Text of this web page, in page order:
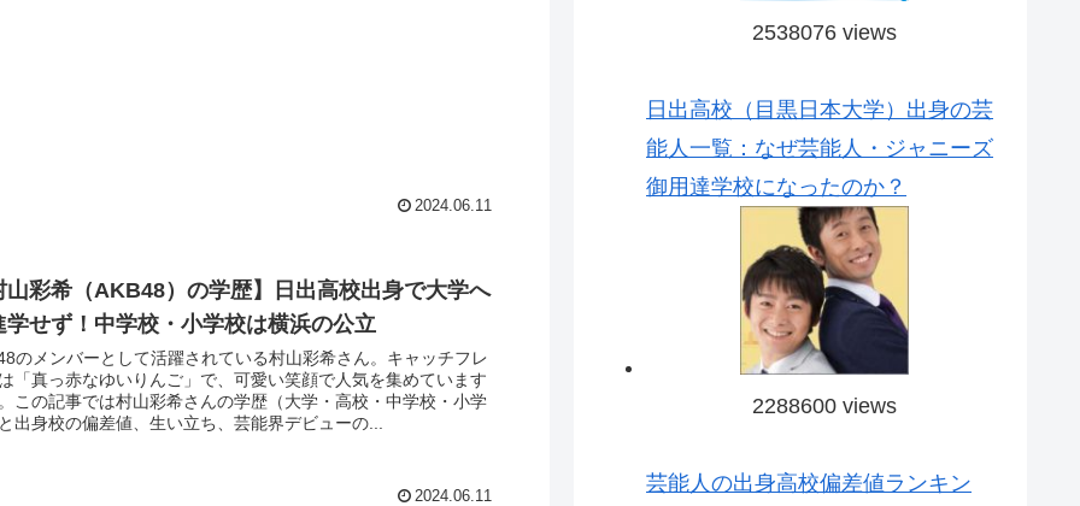
2024.06.11
山彩希（AKB48）の学歴】日出高校出身で大学へ
学せず！中学校・小学校は横浜の公立
のメンバーとして活躍されている村山彩希さん。キャッチフレ
「真っ赤なゆいりんご」で、可愛い笑顔で人気を集めています
この記事では村山彩希さんの学歴（大学・高校・中学校・小学
出身校の偏差値、生い立ち、芸能界デビューの...
2024.06.11
2538076 views
日出高校（目黒日本大学）出身の芸
能人一覧：なぜ芸能人・ジャニーズ
御用達学校になったのか？
2288600 views
芸能人の出身高校偏差値ランキン